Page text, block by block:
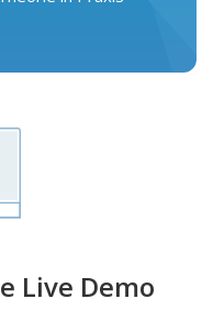
Live Demo